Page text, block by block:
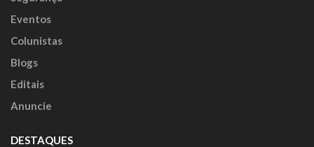
Eventos
Colunistas
Blogs
Editais
Anuncie
DESTAQUES